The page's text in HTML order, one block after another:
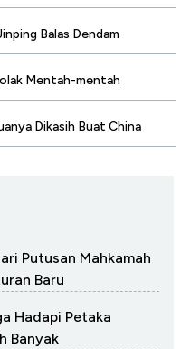
Balas Dendam
Mentah-mentah
Dikasih Buat China
Putusan Mahkamah
Baru
Hadapi Petaka
Banyak